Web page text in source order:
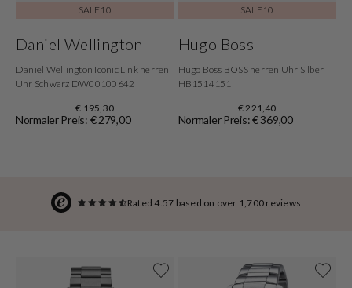
Rated 4.57 based on over 1,700 reviews
SALE10
Daniel Wellington
Daniel Wellington Iconic Link herren
Uhr Schwarz DW00100642
€ 195,30
Normaler Preis: € 279,00
SALE10
Hugo Boss
Hugo Boss BOSS herren Uhr Silber
HB1514151
€ 221,40
Normaler Preis: € 369,00